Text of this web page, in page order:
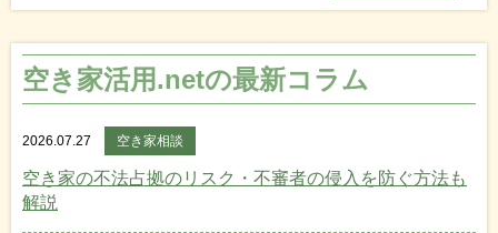
空き家活用.netの最新コラム
2026.07.27 空き家相談
空き家の不法占拠のリスク・不審者の侵入を防ぐ方法も
解説